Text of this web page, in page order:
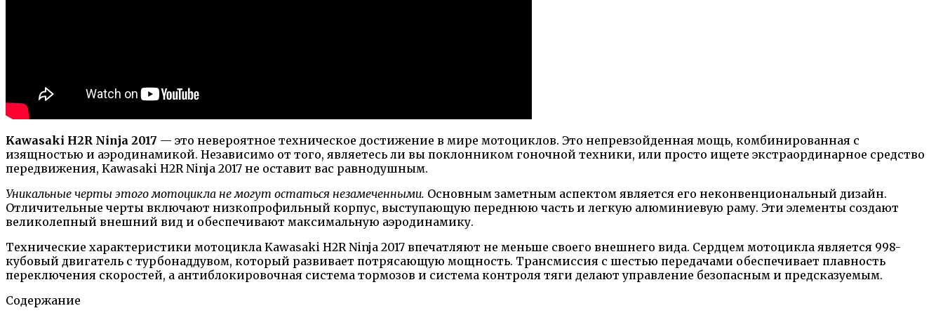
Kawasaki H2R Ninja 2017 — это невероятное техническое достижение в мире мотоциклов. Это непревзойденная мощь, комбинированная с
изящностью и аэродинамикой. Независимо от того, являетесь ли вы поклонником гоночной техники, или просто ищете экстраординарное средство
передвижения, Kawasaki H2R Ninja 2017 не оставит вас равнодушным.
Уникальные черты этого мотоцикла не могут остаться незамеченными. Основным заметным аспектом является его неконвенциональный дизайн.
Отличительные черты включают низкопрофильный корпус, выступающую переднюю часть и легкую алюминиевую раму. Эти элементы создают
великолепный внешний вид и обеспечивают максимальную аэродинамику.
Технические характеристики мотоцикла Kawasaki H2R Ninja 2017 впечатляют не меньше своего внешнего вида. Сердцем мотоцикла является 998-
кубовый двигатель с турбонаддувом, который развивает потрясающую мощность. Трансмиссия с шестью передачами обеспечивает плавность
переключения скоростей, а антиблокировочная система тормозов и система контроля тяги делают управление безопасным и предсказуемым.
Содержание